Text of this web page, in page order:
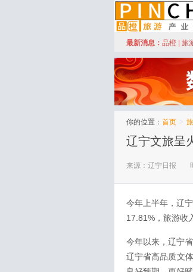
品橙旅游
最新消息： 品橙 | 旅
你的位置： 首页 >
辽宁文旅呈
来源：辽宁日报
今年上半年，辽
17.81%，旅游收
今年以来，辽宁
辽宁省高品质文